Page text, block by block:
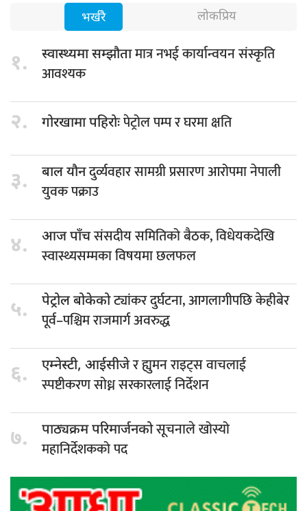
भर्खरै लोकप्रिय
१. स्वास्थ्यमा सम्झौतामात्र नभई कार्यान्वयन संस्कृति
आवश्यक
२. गोरखामा पहिरोःपेट्रोल पम्प र घरमा क्षति
३. बाल यौनदुर्व्यवहार सामग्री प्रसारण आरोपमा नेपाली
युवक पक्राउ
४. आज पाँचसंसदीय समितिको बैठक, विधेयकदेखि
स्वास्थ्यसम्मका विषयमा छलफल
५. पेट्रोल बोकेकोट्यांकर दुर्घटना, आगलागीपछि केहीबेर
पूर्व–पश्चिम राजमार्ग अवरुद्ध
६. एम्नेस्टी, आईसीजेर ह्युमन राइट्स वाचलाई
स्पष्टीकरण सोध्न सरकारलाई निर्देशन
७. पाठ्यक्रम परिमार्जनकोसूचनाले खोस्यो
महानिर्देशकको पद